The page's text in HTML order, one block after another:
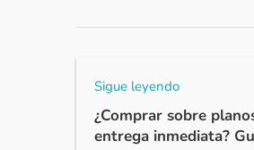
Sigue leyendo
¿Comprar sobre
entrega inmediata?